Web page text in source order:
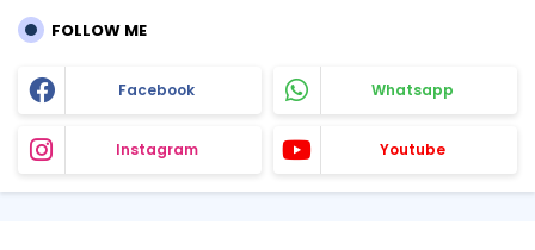
FOLLOW ME
Facebook Whatsapp
Instagram Youtube